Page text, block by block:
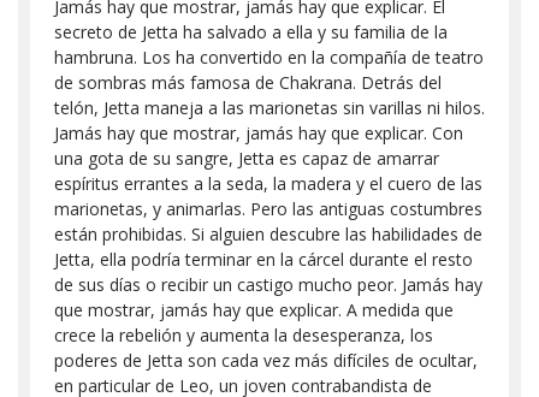
Jamás hay que mostrar, jamás hay que explicar. El
secreto de Jetta ha salvado a ella y su familia de la
hambruna. Los ha convertido en la compañía de teatro
de sombras más famosa de Chakrana. Detrás del
telón, Jetta maneja a las marionetas sin varillas ni hilos.
Jamás hay que mostrar, jamás hay que explicar. Con
una gota de su sangre, Jetta es capaz de amarrar
espíritus errantes a la seda, la madera y el cuero de las
marionetas, y animarlas. Pero las antiguas costumbres
están prohibidas. Si alguien descubre las habilidades de
Jetta, ella podría terminar en la cárcel durante el resto
de sus días o recibir un castigo mucho peor. Jamás hay
que mostrar, jamás hay que explicar. A medida que
crece la rebelión y aumenta la desesperanza, los
poderes de Jetta son cada vez más difíciles de ocultar,
en particular de Leo, un joven contrabandista de